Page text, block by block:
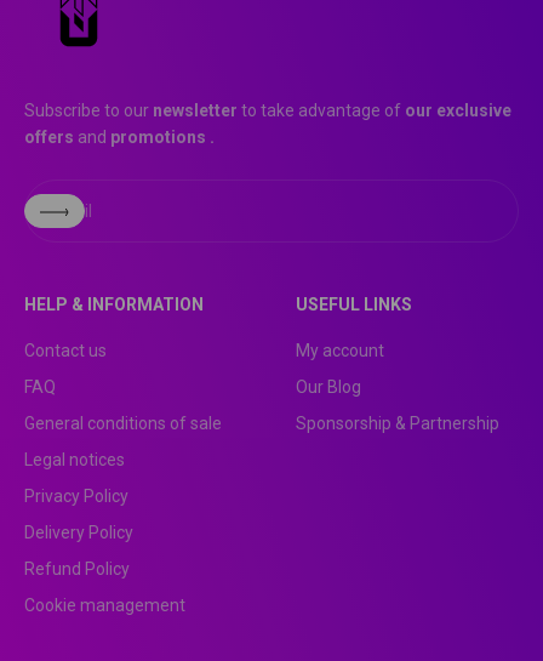
Subscribe to our newsletter to take advantage of our exclusive
offers and promotions .
E-mail
Subscribe
HELP & INFORMATION
Contact us
FAQ
General conditions of sale
Legal notices
Privacy Policy
Delivery Policy
Refund Policy
Cookie management
USEFUL LINKS
My account
Our Blog
Sponsorship & Partnership